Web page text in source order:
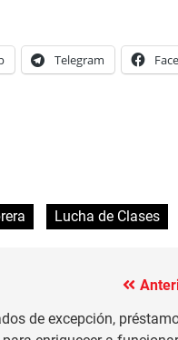
Telegram
Lucha de Clases
de excepción,